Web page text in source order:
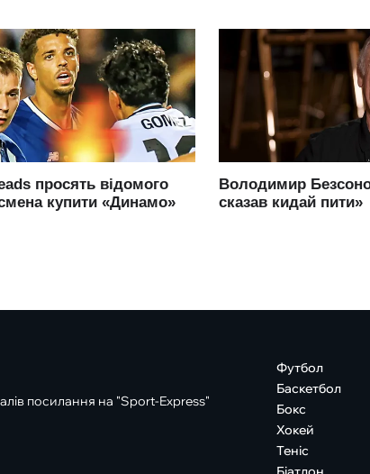
посилання на "Sport-Express"
Футбол
Баскетбол
Бокс
Хокей
Теніс